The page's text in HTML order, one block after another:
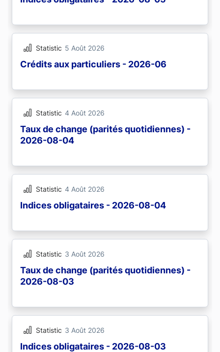
Statistic 5 Août 2026
Crédits aux particuliers - 2026-06
Statistic 4 Août 2026
Taux de change (parités quotidiennes) -
2026-08-04
Statistic 4 Août 2026
Indices obligataires - 2026-08-04
Statistic 3 Août 2026
Taux de change (parités quotidiennes) -
2026-08-03
Statistic 3 Août 2026
Indices obligataires - 2026-08-03